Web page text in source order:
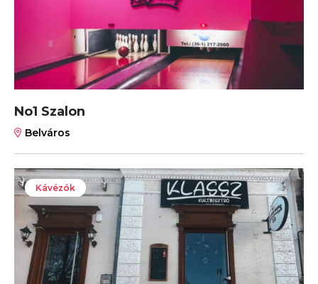
No1 Szalon
Belváros
Kávézók